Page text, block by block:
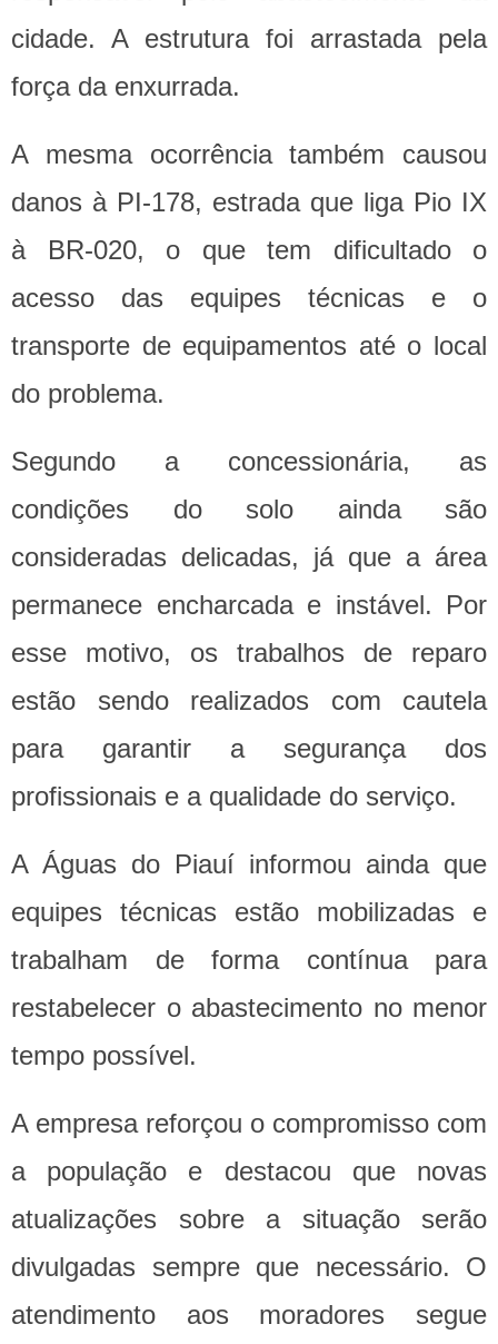
cidade. A estrutura foi arrastada pela
força da enxurrada.
A mesma ocorrência também causou
danos à PI-178, estrada que liga Pio IX
à BR-020, o que tem dificultado o
acesso das equipes técnicas e o
transporte de equipamentos até o local
do problema.
Segundo a concessionária, as
condições do solo ainda são
consideradas delicadas, já que a área
permanece encharcada e instável. Por
esse motivo, os trabalhos de reparo
estão sendo realizados com cautela
para garantir a segurança dos
profissionais e a qualidade do serviço.
A Águas do Piauí informou ainda que
equipes técnicas estão mobilizadas e
trabalham de forma contínua para
restabelecer o abastecimento no menor
tempo possível.
A empresa reforçou o compromisso com
a população e destacou que novas
atualizações sobre a situação serão
divulgadas sempre que necessário. O
atendimento aos moradores segue